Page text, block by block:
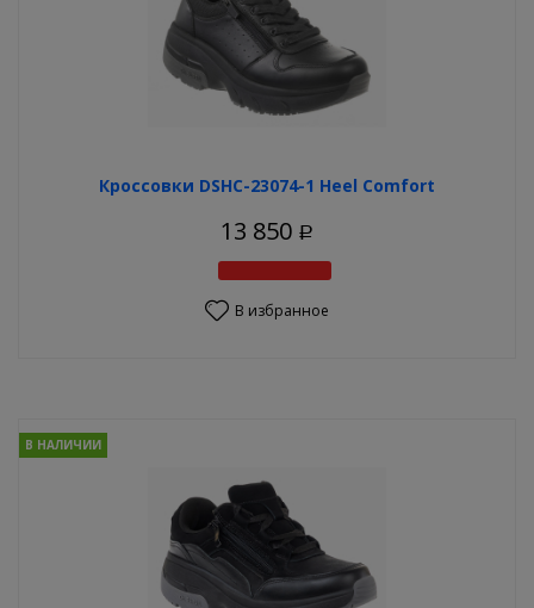
Кроссовки DSHC-23074-1 Heel Comfort
13 850 Р
В избранное
В НАЛИЧИИ